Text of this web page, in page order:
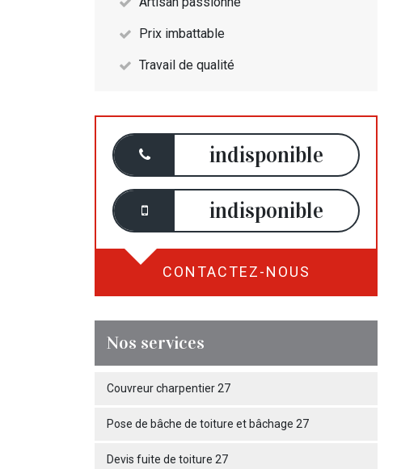
Prix imbattable
Travail de qualité
indisponible
indisponible
CONTACTEZ-NOUS
Nos services
Couvreur charpentier 27
Pose de bâche de toiture et bâchage 27
Devis fuite de toiture 27